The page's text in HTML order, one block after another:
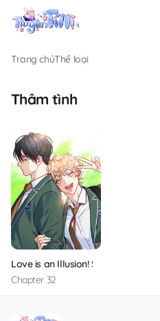
Trang chủThể loại
Thâm tình
Love is an Illusion! Super Star
Chapter 32